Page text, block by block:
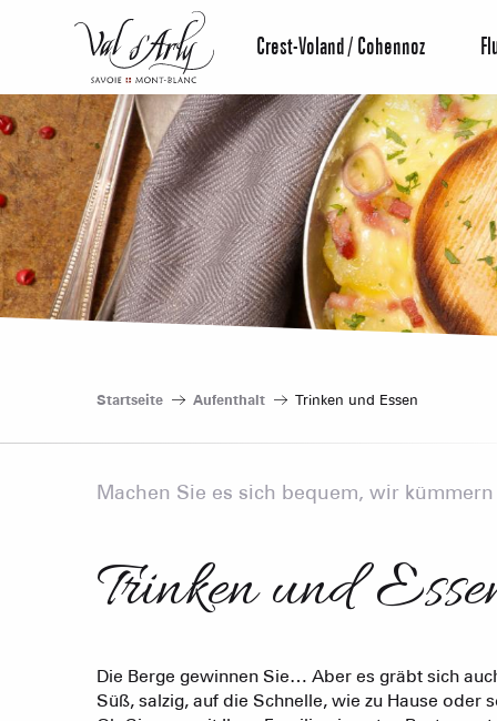
principal
Crest-Voland / Cohennoz
Startseite Aufenthalt Trinken und Essen
Machen Sie es sich bequem, wir
Trinken und
Die Berge gewinnen Sie… Aber es gräbt sich
Süß, salzig, auf die Schnelle, wie zu Hause oder